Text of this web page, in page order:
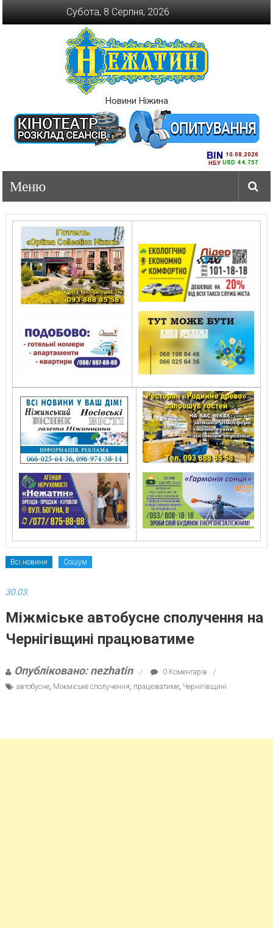
Субота, 8 Серпня, 2026
Новини Ніжина
Всі новини Соціум
30.03.
Міжміське автобусне сполучення на
Чернігівщині працюватиме
Опубліковано: nezhatin
0 Коментарів
автобусне, Міжміське сполучення, працюватиме, Чернігівщині